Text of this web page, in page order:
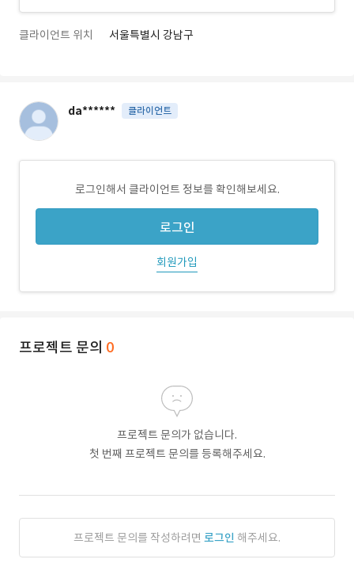
클라이언트 위치 서울특별시 강남구
da****** 클라이언트
로그인해서 클라이언트 정보를 확인해보세요.
로그인
회원가입
프로젝트 문의 0
프로젝트 문의가 없습니다.
첫 번째 프로젝트 문의를 등록해주세요.
프로젝트 문의를 작성하려면 로그인 해주세요.